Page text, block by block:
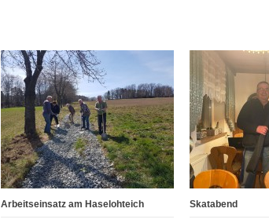
Arbeitseinsatz am Haselohteich Skatabend